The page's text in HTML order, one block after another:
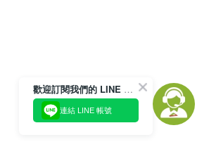
歡迎訂閱我們的 LINE 官方帳號
連結 LINE 帳號